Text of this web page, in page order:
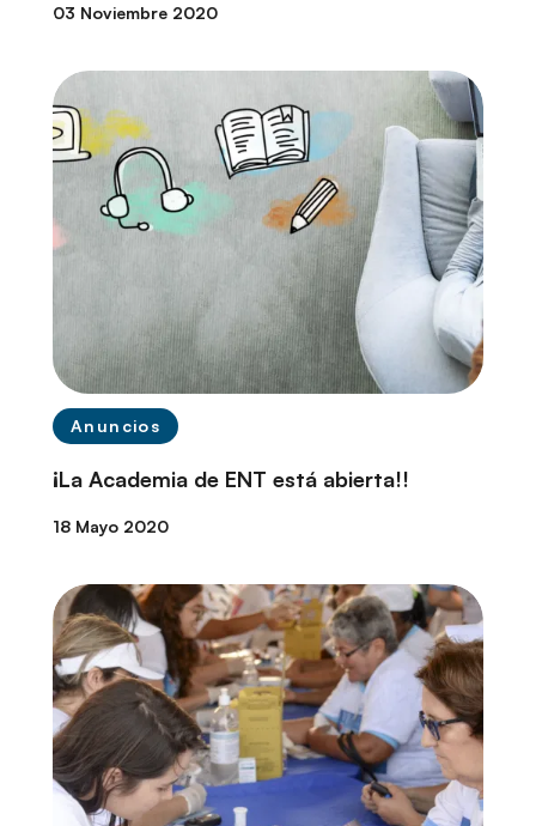
03 Noviembre 2020
Anuncios
¡La Academia de ENT está abierta!!
18 Mayo 2020